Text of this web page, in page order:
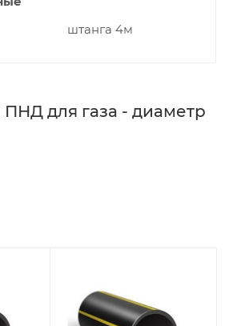
штанга 4м
для газа - диаметр